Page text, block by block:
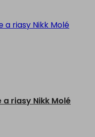
riasy Nikk Molé